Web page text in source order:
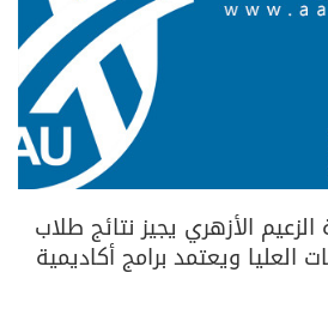
الأزهري يجيز نتائج طلاب
العليا ويعتمد برامج أكاديمية